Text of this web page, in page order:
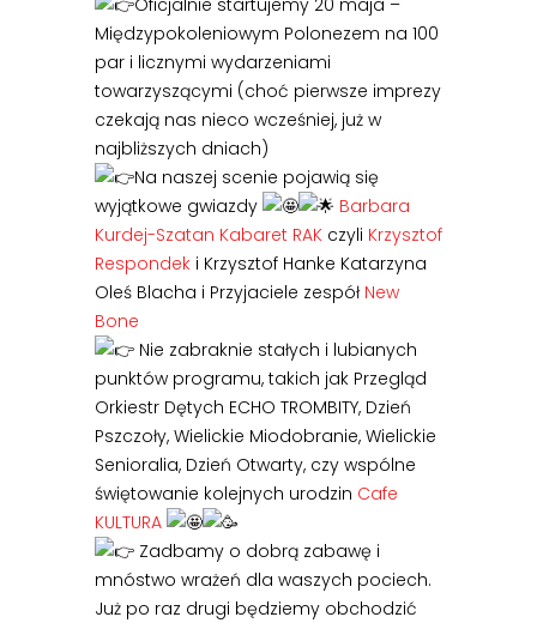
Oficjalnie startujemy 20 maja –
Międzypokoleniowym Polonezem na 100
par i licznymi wydarzeniami
towarzyszącymi (choć pierwsze imprezy
czekają nas nieco wcześniej, już w
najbliższych dniach)
Na naszej scenie pojawią się
wyjątkowe gwiazdy
Barbara
Kurdej-Szatan Kabaret RAK czyli Krzysztof
Respondek i Krzysztof Hanke Katarzyna
Oleś Blacha i Przyjaciele zespół New
Bone
Nie zabraknie stałych i lubianych
punktów programu, takich jak Przegląd
Orkiestr Dętych ECHO TROMBITY, Dzień
Pszczoły, Wielickie Miodobranie, Wielickie
Senioralia, Dzień Otwarty, czy wspólne
świętowanie kolejnych urodzin Cafe
KULTURA
Zadbamy o dobrą zabawę i
mnóstwo wrażeń dla waszych pociech.
Już po raz drugi będziemy obchodzić